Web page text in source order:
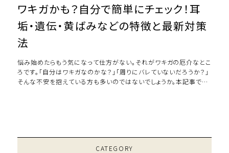
ワキガかも？自分で簡単にチェック！耳
垢・遺伝・黄ばみなどの特徴と最新対策
法
悩み始めたらもう気になって仕方がない。それがワキガの厄介なとこ
ろです。「自分はワキガなのかな？」「周りにバレていないだろうか？」
そんな不安を抱えている方も多いのではないでしょうか。本記事では
CATEGORY